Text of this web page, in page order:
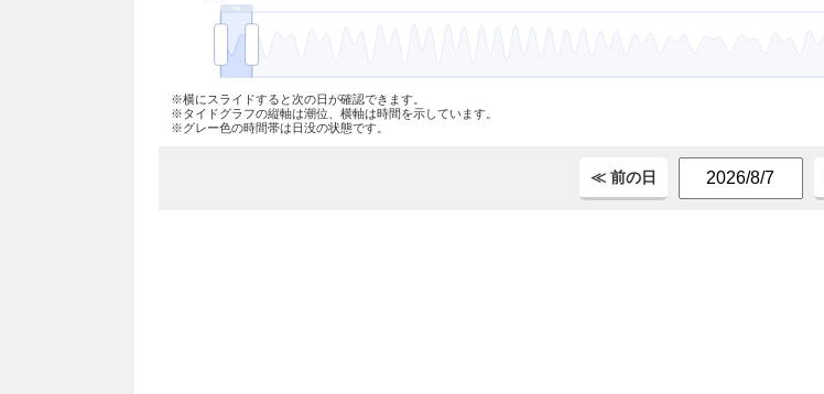
※横にスライドすると次の日が確認できます。
※タイドグラフの縦軸は潮位、横軸は時間を示しています。
※グレー色の時間帯は日没の状態です。
≪ 前の日